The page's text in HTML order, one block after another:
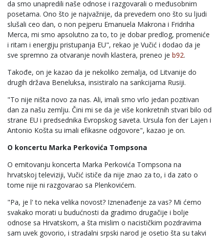
da smo unapredili naše odnose i razgovarali o međusobnim
posetama. Ono što je najvažnije, da prevedem ono što su ljudi
slušali ceo dan, o non pejperu Emanuela Makrona i Fridriha
Merca, mi smo apsolutno za to, to je dobar predlog, promeniće
i ritam i energiju pristupanja EU", rekao je Vučić i dodao da je
sve spremno za otvaranje novih klastera, preneo je b92.
Takođe, on je kazao da je nekoliko zemalja, od Litvanije do
drugih država Beneluksa, insistiralo na sankcijama Rusiji.
"To nije ništa novo za nas. Ali, imali smo vrlo jedan pozitivan
dan za našu zemlju. Čini mi se da je više konkretnih stvari bilo od
strane EU i predsednika Evropskog saveta. Ursula fon der Lajen i
Antonio Košta su imali efikasne odgovore", kazao je on.
O koncertu Marka Perkovića Tompsona
O emitovanju koncerta Marka Perkovića Tompsona na
hrvatskoj televiziji, Vučić ističe da nije znao za to, i da zato o
tome nije ni razgovarao sa Plenkovićem.
"Pa, je l' to neka velika novost? Iznenađenje za vas? Mi ćemo
svakako morati u budućnosti da gradimo drugačije i bolje
odnose sa Hrvatskom, a šta mislim o nacističkim pozdravima
sam uvek govorio, i stradalni srpski narod je osetio šta su takvi